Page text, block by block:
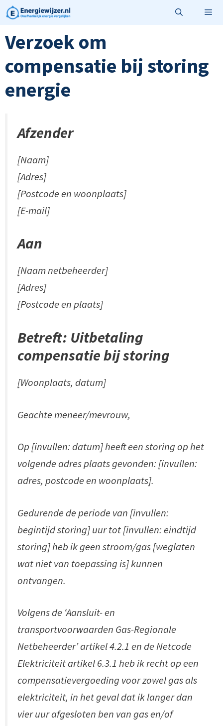
Ga
naar
de
inhoud
Verzoek om
compensatie bij storing
energie
Afzender
[Naam]
[Adres]
[Postcode en woonplaats]
[E-mail]
Aan
[Naam netbeheerder]
[Adres]
[Postcode en plaats]
Betreft: Uitbetaling
compensatie bij storing
[Woonplaats, datum]
Geachte meneer/mevrouw,
Op [invullen: datum] heeft een storing op het
volgende adres plaats gevonden: [invullen:
adres, postcode en woonplaats].
Gedurende de periode van [invullen:
begintijd storing] uur tot [invullen: eindtijd
storing] heb ik geen stroom/gas [weglaten
wat niet van toepassing is] kunnen
ontvangen.
Volgens de ‘Aansluit- en
transportvoorwaarden Gas-Regionale
Netbeheerder’ artikel 4.2.1 en de Netcode
Elektriciteit artikel 6.3.1 heb ik recht op een
compensatievergoeding voor zowel gas als
elektriciteit, in het geval dat ik langer dan
vier uur afgesloten ben van gas en/of